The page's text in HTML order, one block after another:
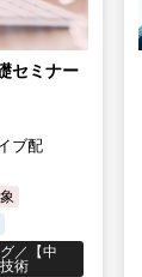
セミナー
ブ配
／【中
術